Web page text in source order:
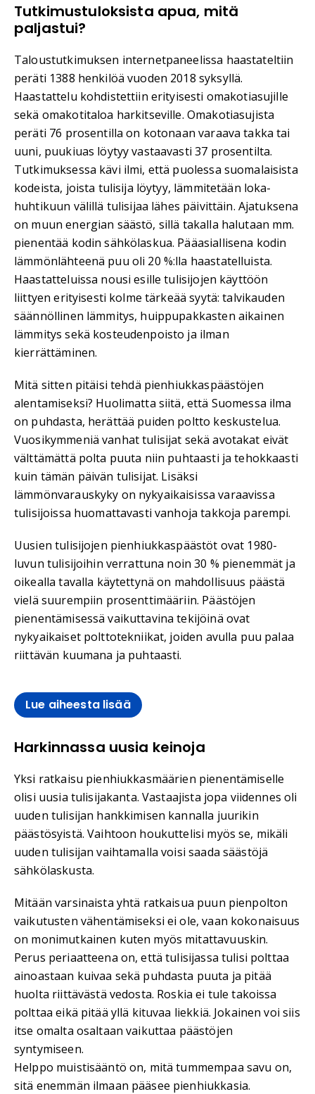
Tutkimustuloksista apua, mitä
paljastui?
Taloustutkimuksen internetpaneelissa haastateltiin
peräti 1388 henkilöä vuoden 2018 syksyllä.
Haastattelu kohdistettiin erityisesti omakotiasujille
sekä omakotitaloa harkitseville. Omakotiasujista
peräti 76 prosentilla on kotonaan varaava takka tai
uuni, puukiuas löytyy vastaavasti 37 prosentilta.
Tutkimuksessa kävi ilmi, että puolessa suomalaisista
kodeista, joista tulisija löytyy, lämmitetään loka-
huhtikuun välillä tulisijaa lähes päivittäin. Ajatuksena
on muun energian säästö, sillä takalla halutaan mm.
pienentää kodin sähkölaskua. Pääasiallisena kodin
lämmönlähteenä puu oli 20 %:lla haastatelluista.
Haastatteluissa nousi esille tulisijojen käyttöön
liittyen erityisesti kolme tärkeää syytä: talvikauden
säännöllinen lämmitys, huippupakkasten aikainen
lämmitys sekä kosteudenpoisto ja ilman
kierrättäminen.
Mitä sitten pitäisi tehdä pienhiukkaspäästöjen
alentamiseksi? Huolimatta siitä, että Suomessa ilma
on puhdasta, herättää puiden poltto keskustelua.
Vuosikymmeniä vanhat tulisijat sekä avotakat eivät
välttämättä polta puuta niin puhtaasti ja tehokkaasti
kuin tämän päivän tulisijat. Lisäksi
lämmönvarauskyky on nykyaikaisissa varaavissa
tulisijoissa huomattavasti vanhoja takkoja parempi.
Uusien tulisijojen pienhiukkaspäästöt ovat 1980-
luvun tulisijoihin verrattuna noin 30 % pienemmät ja
oikealla tavalla käytettynä on mahdollisuus päästä
vielä suurempiin prosenttimääriin. Päästöjen
pienentämisessä vaikuttavina tekijöinä ovat
nykyaikaiset polttotekniikat, joiden avulla puu palaa
riittävän kuumana ja puhtaasti.
Lue aiheesta lisää
Harkinnassa uusia keinoja
Yksi ratkaisu pienhiukkasmäärien pienentämiselle
olisi uusia tulisijakanta. Vastaajista jopa viidennes oli
uuden tulisijan hankkimisen kannalla juurikin
päästösyistä. Vaihtoon houkuttelisi myös se, mikäli
uuden tulisijan vaihtamalla voisi saada säästöjä
sähkölaskusta.
Mitään varsinaista yhtä ratkaisua puun pienpolton
vaikutusten vähentämiseksi ei ole, vaan kokonaisuus
on monimutkainen kuten myös mitattavuuskin.
Perus periaatteena on, että tulisijassa tulisi polttaa
ainoastaan kuivaa sekä puhdasta puuta ja pitää
huolta riittävästä vedosta. Roskia ei tule takoissa
polttaa eikä pitää yllä kituvaa liekkiä. Jokainen voi siis
itse omalta osaltaan vaikuttaa päästöjen
syntymiseen.
Helppo muistisääntö on, mitä tummempaa savu on,
sitä enemmän ilmaan pääsee pienhiukkasia.